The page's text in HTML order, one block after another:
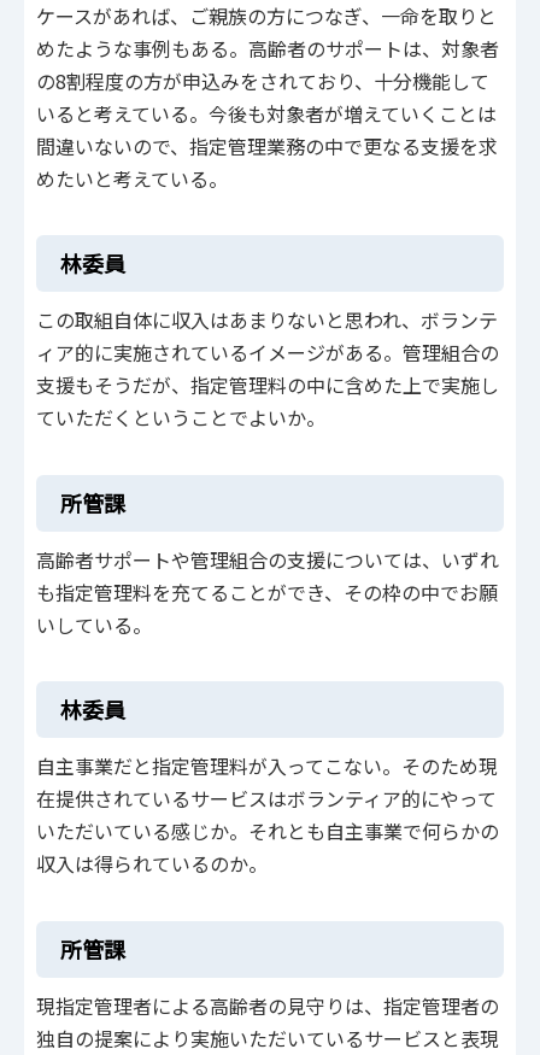
ケースがあれば、ご親族の方につなぎ、一命を取りと
めたような事例もある。高齢者のサポートは、対象者
の8割程度の方が申込みをされており、十分機能して
いると考えている。今後も対象者が増えていくことは
間違いないので、指定管理業務の中で更なる支援を求
めたいと考えている。
林委員
この取組自体に収入はあまりないと思われ、ボランテ
ィア的に実施されているイメージがある。管理組合の
支援もそうだが、指定管理料の中に含めた上で実施し
ていただくということでよいか。
所管課
高齢者サポートや管理組合の支援については、いずれ
も指定管理料を充てることができ、その枠の中でお願
いしている。
林委員
自主事業だと指定管理料が入ってこない。そのため現
在提供されているサービスはボランティア的にやって
いただいている感じか。それとも自主事業で何らかの
収入は得られているのか。
所管課
現指定管理者による高齢者の見守りは、指定管理者の
独自の提案により実施いただいているサービスと表現